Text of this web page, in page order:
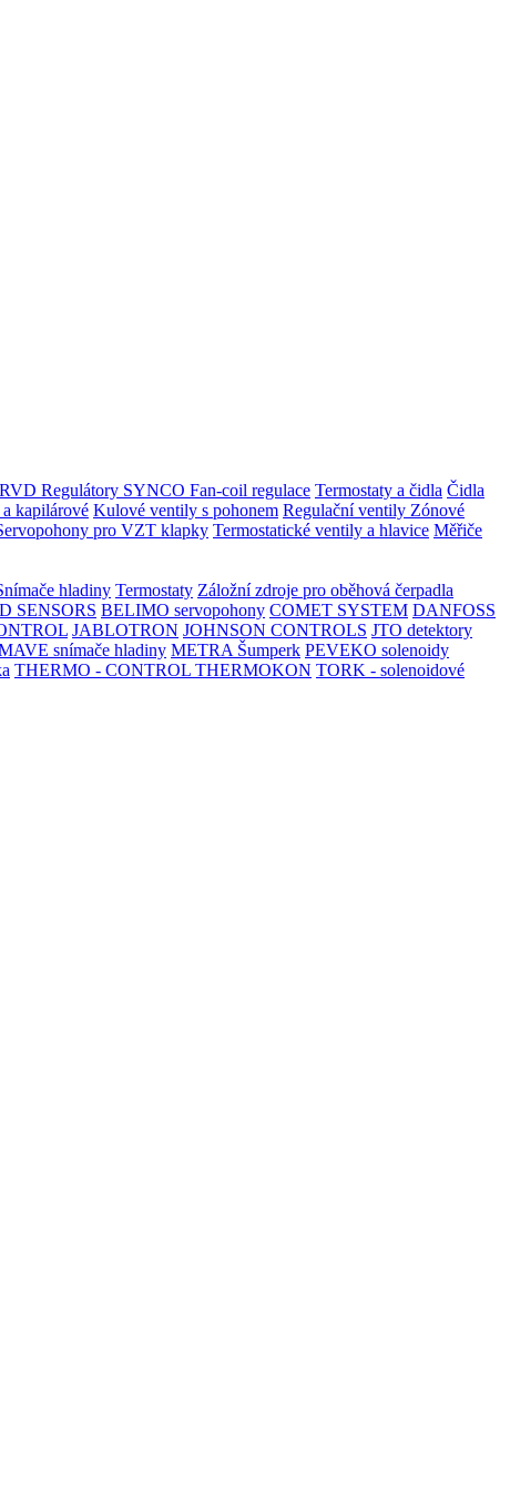
Regulátory SYNCO Fan-coil regulace Termostaty a čidla Čidla
kapilárové Kulové ventily s pohonem Regulační ventily Zónové
pro VZT klapky Termostatické ventily a hlavice Měřiče
hladiny Termostaty Záložní zdroje pro oběhová čerpadla
SENSORS BELIMO servopohony COMET SYSTEM DANFOSS
JABLOTRON JOHNSON CONTROLS JTO detektory
snímače hladiny METRA Šumperk PEVEKO solenoidy
THERMO - CONTROL THERMOKON TORK - solenoidové